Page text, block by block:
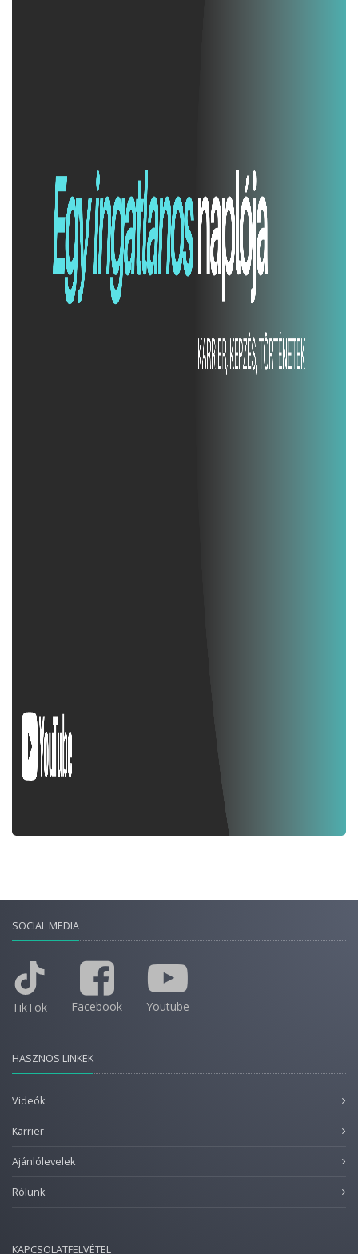
SOCIAL MEDIA
TikTok Facebook Youtube
HASZNOS LINKEK
Videók
Karrier
Ajánlólevelek
Rólunk
KAPCSOLATFELVÉTEL